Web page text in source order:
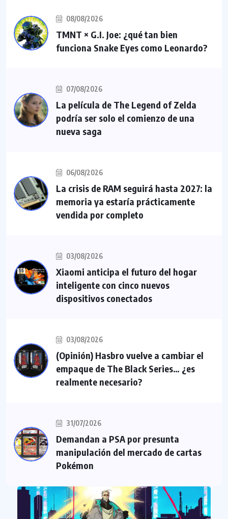
08/08/2026
TMNT × G.I. Joe: ¿qué tan bien
funciona Snake Eyes como Leonardo?
07/08/2026
La película de The Legend of Zelda
podría ser solo el comienzo de una
nueva saga
06/08/2026
La crisis de RAM seguirá hasta 2027: la
memoria ya estaría prácticamente
vendida por completo
03/08/2026
Xiaomi anticipa el futuro del hogar
inteligente con cinco nuevos
dispositivos conectados
03/08/2026
(Opinión) Hasbro vuelve a cambiar el
empaque de The Black Series… ¿es
realmente necesario?
31/07/2026
Demandan a PSA por presunta
manipulación del mercado de cartas
Pokémon